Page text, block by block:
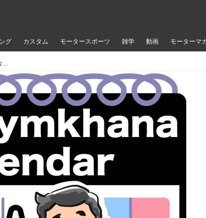
グ カスタム モータースポーツ 雑学 動画 モーターマ
【ジムカーナ】初心者歓迎！ 2026年6月～7月の大会・練習会のスケジュール